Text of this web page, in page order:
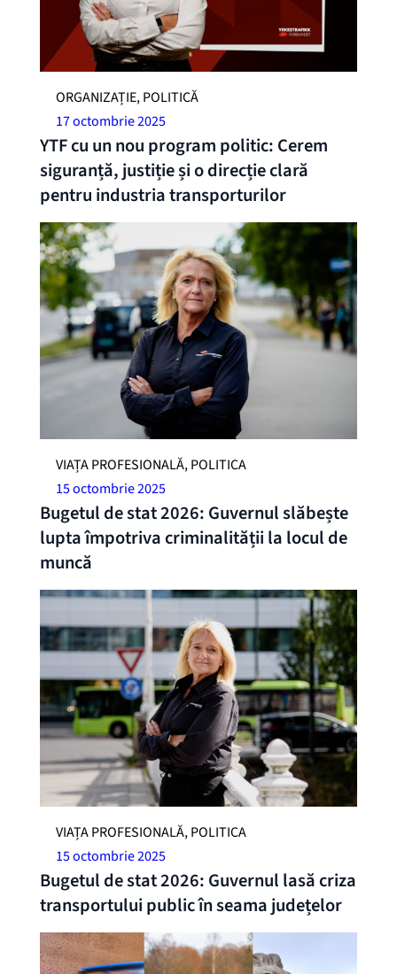
ORGANIZAȚIE, POLITICĂ
17 octombrie 2025
YTF cu un nou program politic: Cerem
siguranță, justiție și o direcție clară
pentru industria transporturilor
VIAȚA PROFESIONALĂ, POLITICA
15 octombrie 2025
Bugetul de stat 2026: Guvernul slăbește
lupta împotriva criminalității la locul de
muncă
VIAȚA PROFESIONALĂ, POLITICA
15 octombrie 2025
Bugetul de stat 2026: Guvernul lasă criza
transportului public în seama județelor